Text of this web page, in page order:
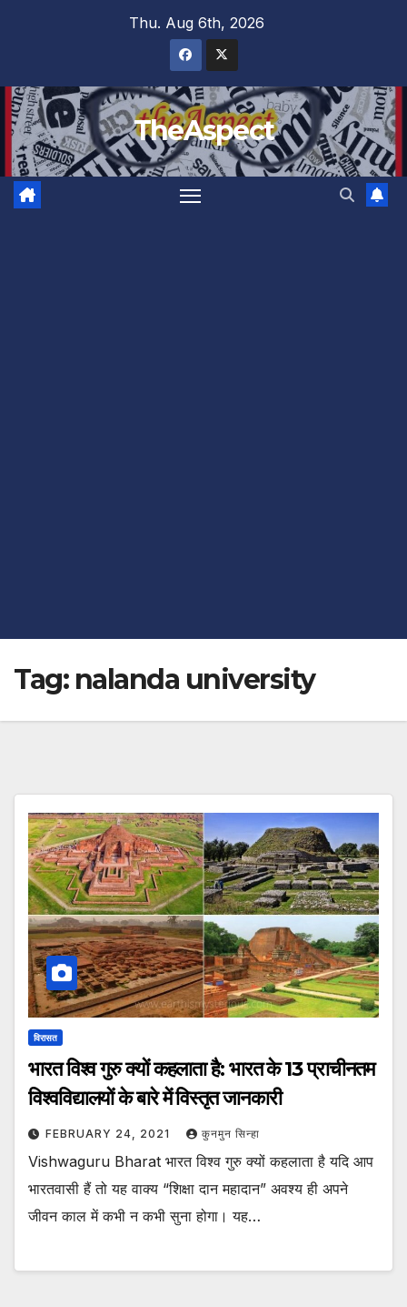
Thu. Aug 6th, 2026
TheAspect
Tag: nalanda university
विरासत
भारत विश्व गुरु क्यों कहलाता है: भारत के 13 प्राचीनतम
विश्वविद्यालयों के बारे में विस्तृत जानकारी
FEBRUARY 24, 2021 कुनमुन सिन्हा
Vishwaguru Bharat भारत विश्व गुरु क्यों कहलाता है यदि आप
भारतवासी हैं तो यह वाक्य “शिक्षा दान महादान” अवश्य ही अपने
जीवन काल में कभी न कभी सुना होगा। यह…